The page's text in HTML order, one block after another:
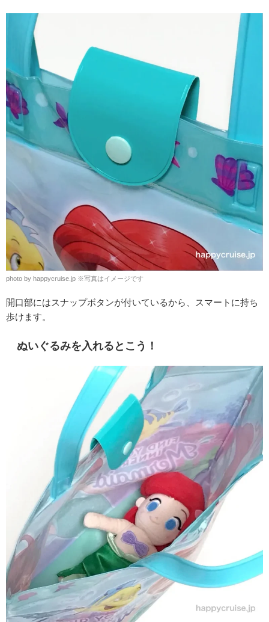
photo by happycruise.jp ※写真はイメージです
開口部にはスナップボタンが付いているから、スマートに持ち
歩けます。
ぬいぐるみを入れるとこう！